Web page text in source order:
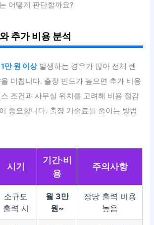
어떻게 판단할까요?
추가 비용 분석
1만 원 이상발생하는 경우가 많아 전체 렌
미칩니다. 출장 빈도가 높으면 추가 비용
조건과 사무실 위치를 고려해 비용 절감
중요합니다. 출장 기술료를 줄이는 방법
시기
기간·비
용
주의사항
소규모
출력 시
월 3만
원~
장당 출력 비용
높음